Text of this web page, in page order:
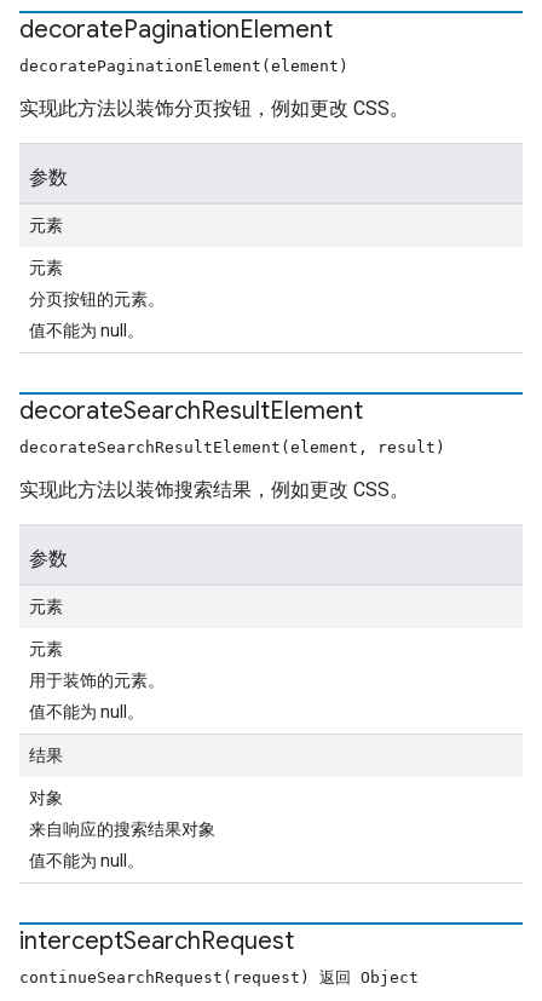
decoratePaginationElement
decoratePaginationElement(element)
实现此方法以装饰分页按钮，例如更改 CSS。
参数
元素
元素
分页按钮的元素。
值不能为 null。
decorateSearchResultElement
decorateSearchResultElement(element, result)
实现此方法以装饰搜索结果，例如更改 CSS。
参数
元素
元素
用于装饰的元素。
值不能为 null。
结果
对象
来自响应的搜索结果对象
值不能为 null。
interceptSearchRequest
continueSearchRequest(request) 返回 Object